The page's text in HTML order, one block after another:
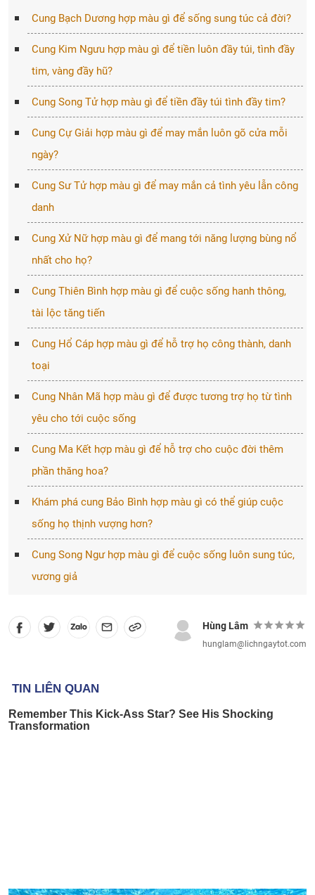
Cung Bạch Dương hợp màu gì để sống sung túc cả đời?
Cung Kim Ngưu hợp màu gì để tiền luôn đầy túi, tình đầy
tim, vàng đầy hũ?
Cung Song Tử hợp màu gì để tiền đầy túi tình đầy tim?
Cung Cự Giải hợp màu gì để may mắn luôn gõ cửa mỗi
ngày?
Cung Sư Tử hợp màu gì để may mắn cả tình yêu lẫn công
danh
Cung Xử Nữ hợp màu gì để mang tới năng lượng bùng nổ
nhất cho họ?
Cung Thiên Bình hợp màu gì để cuộc sống hanh thông,
tài lộc tăng tiến
Cung Hổ Cáp hợp màu gì để hỗ trợ họ công thành, danh
toại
Cung Nhân Mã hợp màu gì để được tương trợ họ từ tình
yêu cho tới cuộc sống
Cung Ma Kết hợp màu gì để hỗ trợ cho cuộc đời thêm
phần thăng hoa?
Khám phá cung Bảo Bình hợp màu gì có thể giúp cuộc
sống họ thịnh vượng hơn?
Cung Song Ngư hợp màu gì để cuộc sống luôn sung túc,
vương giả
Hùng Lâm
hunglam@lichngaytot.com